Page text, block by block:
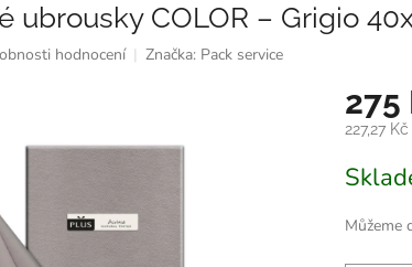
ubrousky COLOR – Grigio
hodnocení Značka: Pack service
275
227,27
cena:
Můžeme